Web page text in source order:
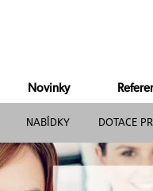
Novinky
NABÍDKY DOTACE